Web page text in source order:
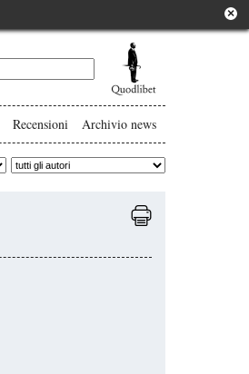
×
Recensioni Archivio news